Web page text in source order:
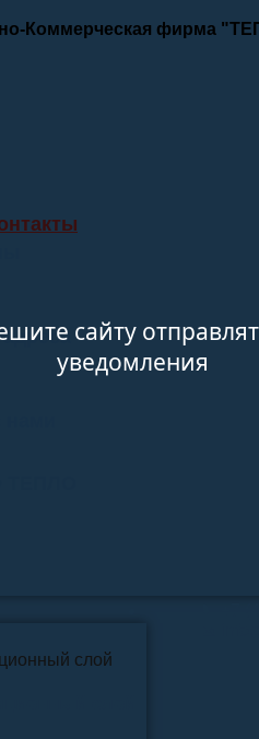
сайту
уведомления
Коммерческая фирма